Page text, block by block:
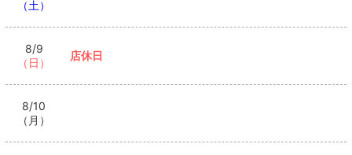
（土）
8/9
（日）
店休日
8/10
（月）